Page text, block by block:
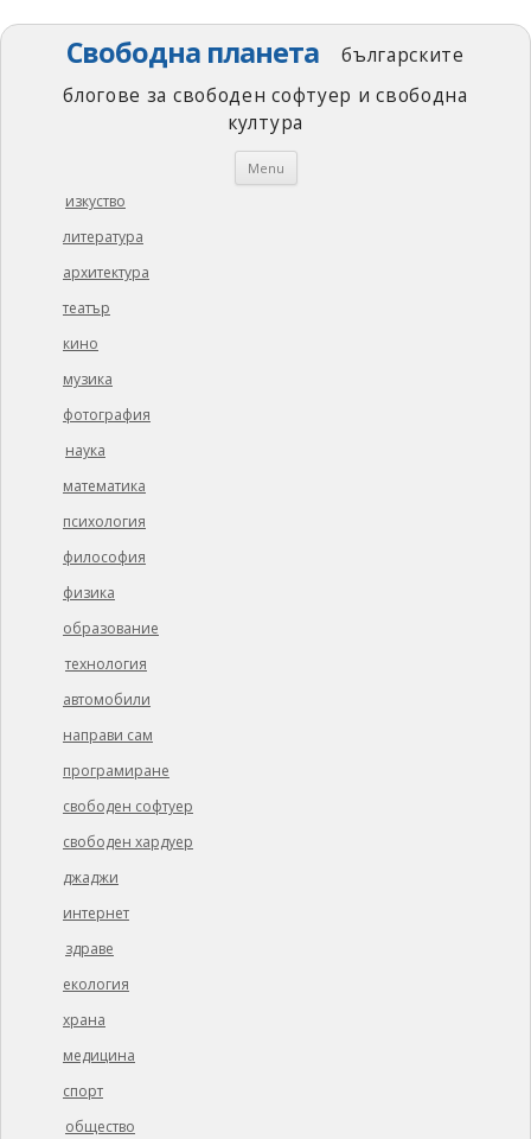
Свободна планета
българските
блогове за свободен софтуер и свободна
култура
Menu Skip
изкуство
литература
архитектура
театър
кино
музика
фотография
наука
математика
психология
философия
физика
образование
технология
автомобили
направи сам
програмиране
свободен софтуер
свободен хардуер
джаджи
интернет
здраве
екология
храна
медицина
спорт
общество